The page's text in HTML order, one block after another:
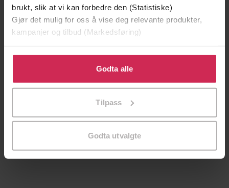
brukt, slik at vi kan forbedre den (Statistiske)
Gjør det mulig for oss å vise deg relevante produkter,
kampanjer og tilbud (Markedsføring)
Klikk på «Godta alle» for å gi oss ditt samtykke til å
bruke cookies for alle disse formålene. Du kan også
tilpasse ditt samtykke til spesifikke formål ved å klikke
Godta alle
Tilpass
Godta utvalgte
129,-
129,-